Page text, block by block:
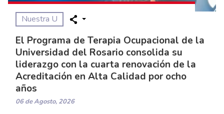
Nuestra U
El Programa de Terapia Ocupacional de la
Universidad del Rosario consolida su
liderazgo con la cuarta renovación de la
Acreditación en Alta Calidad por ocho
años
06 de Agosto, 2026